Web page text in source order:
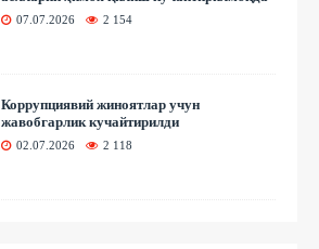
07.07.2026 2 154
Коррупциявий жиноятлар учун
жавобгарлик кучайтирилди
02.07.2026 2 118